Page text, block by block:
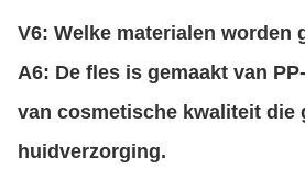
V6: Welke materialen worden
A6: De fles is gemaakt van
van cosmetische kwaliteit die
huidverzorging.